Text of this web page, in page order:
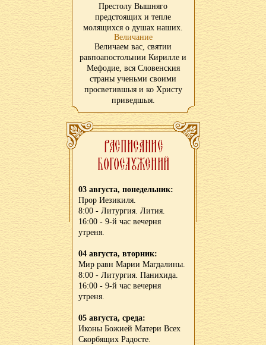
Престолу Вышняго
предстоящих и тепле
молящихся о душах наших.
Величание
Величаем вас, святии
равпоапостольнии Кирилле и
Мефодие, вся Словенския
страны ученьми своими
просветившыя и ко Христу
приведшыя.
03 августа, понедельник:
Прор Иезикиля.
8:00 - Литургия. Лития.
16:00 - 9-й час вечерня
утреня.
04 августа, вторник:
Мир равн Марии Магдалины.
8:00 - Литургия. Панихида.
16:00 - 9-й час вечерня
утреня.
05 августа, среда:
Иконы Божией Матери Всех
Скорбящих Радосте.